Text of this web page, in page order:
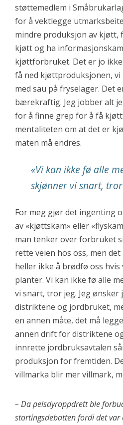
støttemedlem i
for å vektlegge
mindre produksjon av kjøtt,
kjøtt og ha
kjøttforbruket. Det er jo
få ned kjøttproduksjonen,
med sau på fryselager. Det
bærekraftig. Jeg jobber alt
for å finne grep for å få
mentaliteten om at det er
maten må endres.
«Vi kan ikke fø alle
skjønner vi snart,
For meg gjør det ingenting
av «kjøttskam» eller
man tenker over forbruket
rette veien hos oss, men
heller ikke å brødfø oss
planter. Vi kan ikke fø alle
vi snart, tror jeg. Jeg ønsker
distriktene og jordbruket,
en annen måte, det må
annen drift for distriktene
innrette jordbruksavtalen
produksjon for fremtiden.
villmarka blir mer villmark,
– Da pelsdyroppdrett ble
stortingsdebatten fordi det var